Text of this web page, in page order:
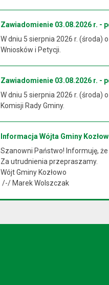
Zawiadomienie 03.08.2026 r. -
W dniu 5 sierpnia 2026 r. (środa)
Wniosków i Petycji.
Zawiadomienie 03.08.2026 r. -
W dniu 5 sierpnia 2026 r. (środa)
Komisji Rady Gminy.
Informacja Wójta Gminy
Szanowni Państwo! Informuję,
Za utrudnienia przepraszamy.
Wójt Gminy Kozłowo
/-/ Marek Wolszczak